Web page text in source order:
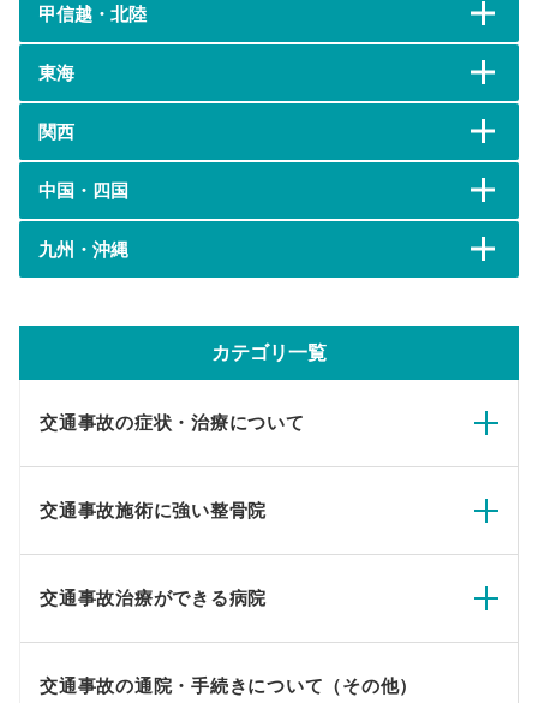
甲信越・北陸
東海
関西
中国・四国
九州・沖縄
カテゴリ一覧
交通事故の症状・治療について
交通事故施術に強い整骨院
交通事故治療ができる病院
交通事故の通院・手続きについて（その他）